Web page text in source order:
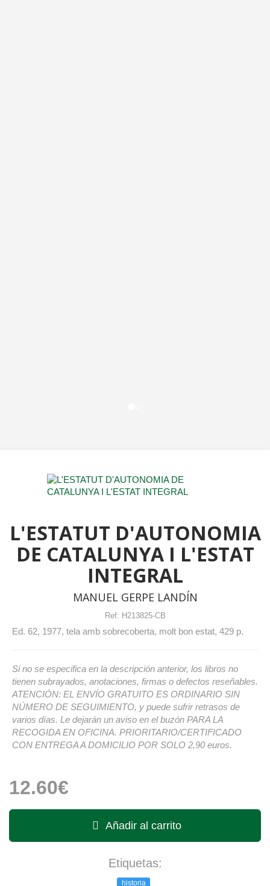
L'ESTATUT D'AUTONOMIA
DE CATALUNYA I L'ESTAT
INTEGRAL
MANUEL GERPE LANDÍN
Ref: H213825-CB
Ed. 62, 1977, tela amb sobrecoberta, molt bon estat, 429 p.
Si no se especifica en la descripción anterior, los libros no
tienen subrayados, anotaciones, firmas o defectos reseñables.
ATENCIÓN: EL ENVÍO GRATUITO ES ORDINARIO SIN
NÚMERO DE SEGUIMIENTO, y puede sufrir retrasos de
varios días. Le dejarán un aviso en el buzón PARA LA
RECOGIDA EN OFICINA. PRIORITARIO/CERTIFICADO
CON ENTREGA A DOMICILIO POR SOLO 2,90 euros.
12.60€
Añadir al carrito
Etiquetas:
historia